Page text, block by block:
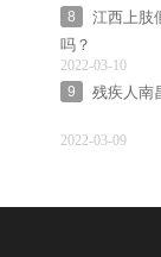
8
江西上肢
吗？
2022-03-10
9
残疾人南
2022-03-09